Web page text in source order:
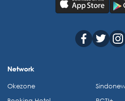
Network
Okezone